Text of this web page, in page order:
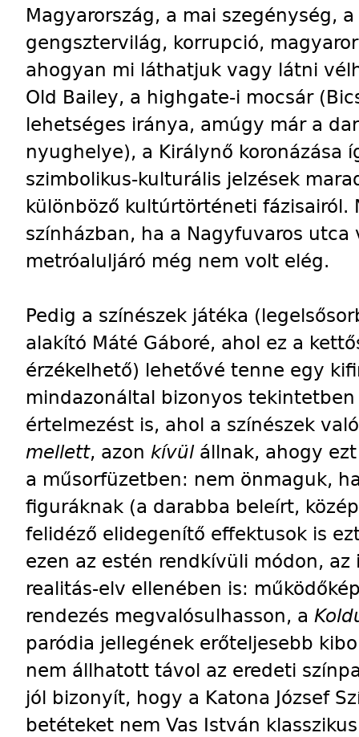
Magyarország, a mai szegénység,
gengsztervilág, korrupció,
ahogyan mi láthatjuk vagy látni
Old Bailey, a highgate-i mocsár
lehetséges iránya, amúgy már a
nyughelye), a Királynő koronázása
szimbolikus-kulturális jelzések
különböző kultúrtörténeti fázisairól.
színházban, ha a Nagyfuvaros utca
metróaluljáró még nem volt elég.
Pedig a színészek játéka
alakító Máté Gáboré, ahol ez a
érzékelhető) lehetővé tenne egy
mindazonáltal bizonyos
értelmezést is, ahol a színészek
mellett, azon kívülállnak, ahogy ezt
a műsorfüzetben: nem önmaguk,
figuráknak (a darabba beleírt,
felidéző elidegenítő effektusok is
ezen az estén rendkívüli módon,
realitás-elv ellenében is:
rendezés megvalósulhasson, a
paródia jellegének erőteljesebb
nem állhatott távol az eredeti
jól bizonyít, hogy a Katona József
betéteket nem Vas István